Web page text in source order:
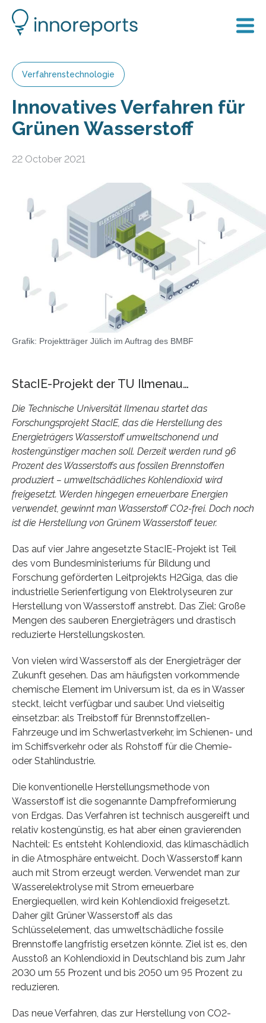
Verfahrenstechnologie
Innovatives Verfahren für
Grünen Wasserstoff
22 October 2021
Grafik: Projektträger Jülich im Auftrag des BMBF
StacIE-Projekt der TU Ilmenau…
Die Technische Universität Ilmenau startet das
Forschungsprojekt StacIE, das die Herstellung des
Energieträgers Wasserstoff umweltschonend und
kostengünstiger machen soll. Derzeit werden rund 96
Prozent des Wasserstoffs aus fossilen Brennstoffen
produziert – umweltschädliches Kohlendioxid wird
freigesetzt. Werden hingegen erneuerbare Energien
verwendet, gewinnt man Wasserstoff CO2-frei. Doch noch
ist die Herstellung von Grünem Wasserstoff teuer.
Das auf vier Jahre angesetzte StacIE-Projekt ist Teil
des vom Bundesministeriums für Bildung und
Forschung geförderten Leitprojekts H2Giga, das die
industrielle Serienfertigung von Elektrolyseuren zur
Herstellung von Wasserstoff anstrebt. Das Ziel: Große
Mengen des sauberen Energieträgers und drastisch
reduzierte Herstellungskosten.
Von vielen wird Wasserstoff als der Energieträger der
Zukunft gesehen. Das am häufigsten vorkommende
chemische Element im Universum ist, da es in Wasser
steckt, leicht verfügbar und sauber. Und vielseitig
einsetzbar: als Treibstoff für Brennstoffzellen-
Fahrzeuge und im Schwerlastverkehr, im Schienen- und
im Schiffsverkehr oder als Rohstoff für die Chemie-
oder Stahlindustrie.
Die konventionelle Herstellungsmethode von
Wasserstoff ist die sogenannte Dampfreformierung
von Erdgas. Das Verfahren ist technisch ausgereift und
relativ kostengünstig, es hat aber einen gravierenden
Nachteil: Es entsteht Kohlendioxid, das klimaschädlich
in die Atmosphäre entweicht. Doch Wasserstoff kann
auch mit Strom erzeugt werden. Verwendet man zur
Wasserelektrolyse mit Strom erneuerbare
Energiequellen, wird kein Kohlendioxid freigesetzt.
Daher gilt Grüner Wasserstoff als das
Schlüsselelement, das umweltschädliche fossile
Brennstoffe langfristig ersetzen könnte. Ziel ist es, den
Ausstoß an Kohlendioxid in Deutschland bis zum Jahr
2030 um 55 Prozent und bis 2050 um 95 Prozent zu
reduzieren.
Das neue Verfahren, das zur Herstellung von CO2-